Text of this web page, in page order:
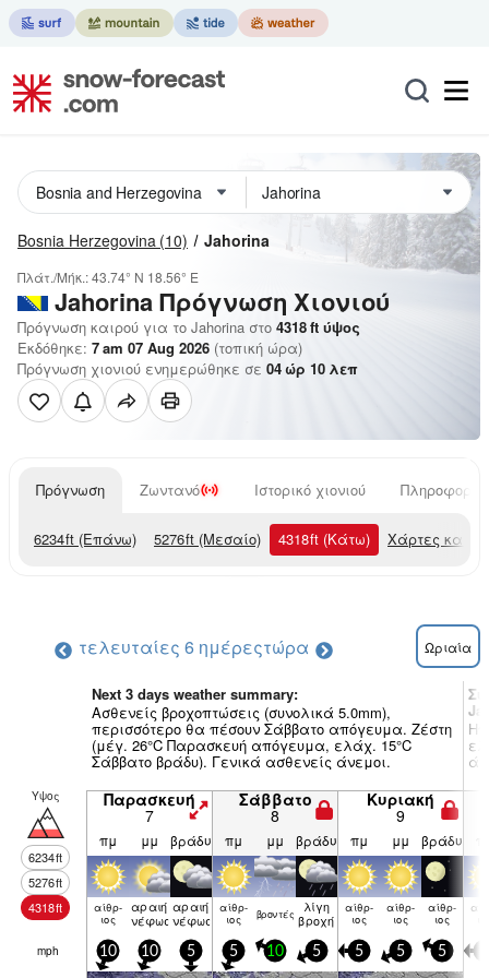
Bosnia Herzegovina (10) Jahorina
Πλάτ./Μήκ.:43.74° N 18.56° E
JahorinaΠρόγνωση Χιονιού
Πρόγνωση καιρού για το Jahorina στο 4318ft ύψος
Εκδόθηκε: 7 am 07 Aug 2026 (τοπική ώρα)
Πρόγνωση χιονιού ενημερώθηκε σε 04ώρ 10 λεπ
Πρόγνωση Ζωντανό Ιστορικό χιονιού
6234ft (Επάνω) 5276ft (Μεσαίο) 4318ft (Κάτω) Χάρτες
τελευταίες 6 ημέρεςτώρα Ωριαία
Next 3 days weather summary:
Ασθενείς βροχοπτώσεις (συνολικά 5.0mm),
περισσότερο θα πέσουν Σάββατο απόγευμα. Ζέστη
(μέγ. 26°C Παρασκευή απόγευμα, ελάχ. 15°C
Σάββατο βράδυ). Γενικά ασθενείς άνεμοι.
Υψος
6234ft
5276ft
4318ft
Παρασκευή
7
Σάββατο
8
Κυριακή
9
πμ μμ βράδυ πμ μμ βράδυ πμ μμ βράδυ
αίθρ­
ιος
αραιή
νέφωση
αραιή
νέφωση
αίθρ­
ιος βρον­τές λίγη
βροχή
αίθρ­
ιος
αίθρ­
ιος
αίθρ­
ιος
mph 10 10 5 5 10 5 5 5 5